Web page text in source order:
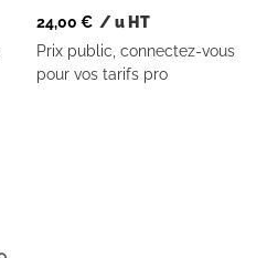
24,00 € / u HT
Prix public, connectez-vous
pour vos tarifs pro